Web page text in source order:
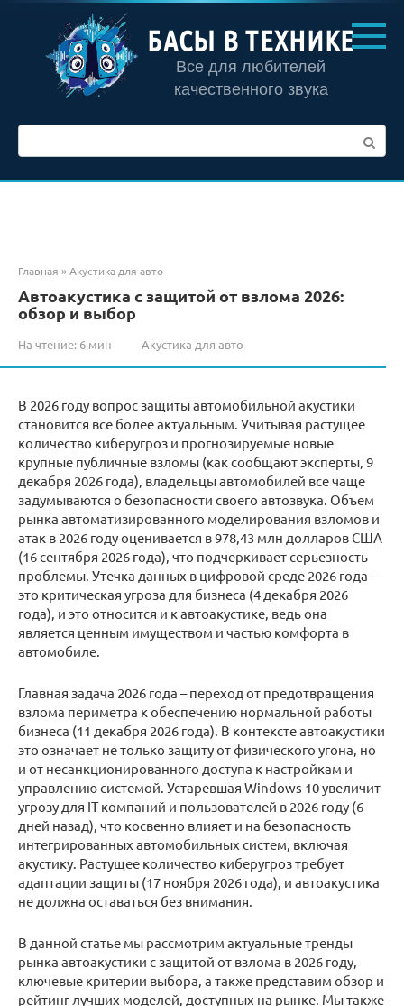
контенту
БАСЫ В ТЕХНИКЕ
Все для любителей
качественного звука
Главная »Акустика для авто
Автоакустика с защитой от взлома 2026:
обзор и выбор
На чтение: 6 мин Акустика для авто
В 2026 году вопрос защиты автомобильной акустики
становится все более актуальным. Учитывая растущее
количество киберугроз и прогнозируемые новые
крупные публичные взломы (как сообщают эксперты, 9
декабря 2026 года), владельцы автомобилей все чаще
задумываются о безопасности своего автозвука. Объем
рынка автоматизированного моделирования взломов и
атак в 2026 году оценивается в 978,43 млн долларов США
(16 сентября 2026 года), что подчеркивает серьезность
проблемы. Утечка данных в цифровой среде 2026 года –
это критическая угроза для бизнеса (4 декабря 2026
года), и это относится и к автоакустике, ведь она
является ценным имуществом и частью комфорта в
автомобиле.
Главная задача 2026 года – переход от предотвращения
взлома периметра к обеспечению нормальной работы
бизнеса (11 декабря 2026 года). В контексте автоакустики
это означает не только защиту от физического угона, но
и от несанкционированного доступа к настройкам и
управлению системой. Устаревшая Windows 10 увеличит
угрозу для IT-компаний и пользователей в 2026 году (6
дней назад), что косвенно влияет и на безопасность
интегрированных автомобильных систем, включая
акустику. Растущее количество киберугроз требует
адаптации защиты (17 ноября 2026 года), и автоакустика
не должна оставаться без внимания.
В данной статье мы рассмотрим актуальные тренды
рынка автоакустики с защитой от взлома в 2026 году,
ключевые критерии выбора, а также представим обзор и
рейтинг лучших моделей, доступных на рынке. Мы также